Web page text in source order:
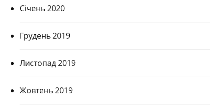
Січень 2020
Грудень 2019
Листопад 2019
Жовтень 2019